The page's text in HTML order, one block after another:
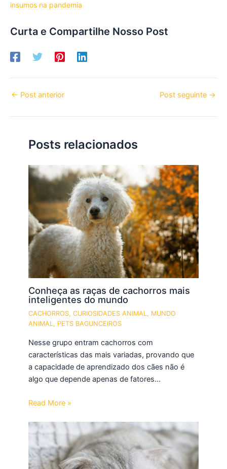
insumos na pandemia
Curta e Compartilhe Nosso Post
← Post anterior Post seguinte →
Posts relacionados
Conheça as raças de cachorros mais
inteligentes do mundo
CACHORROS,CURIOSIDADES ANIMAL, MUNDO
ANIMAL, PETS BAGUNCEIROS
Nesse grupo entram cachorros com
características das mais variadas, provando que
a capacidade de aprendizado dos cães não é
algo que depende apenas de fatores…
Read More »